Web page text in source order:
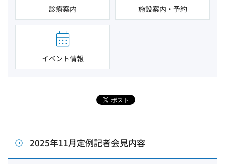
診療案内 施設案内・予約
イベント情報
2025年11月定例記者会見内容